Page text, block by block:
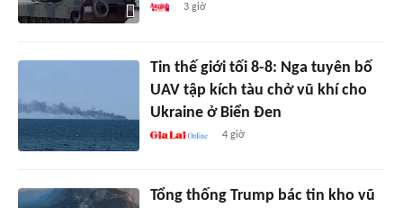
3 giờ
Tin thế giới tối 8-8: Nga tuyên bố
UAV tập kích tàu chở vũ khí cho
Ukraine ở Biển Đen
4 giờ
Tổng thống Trump bác tin kho vũ